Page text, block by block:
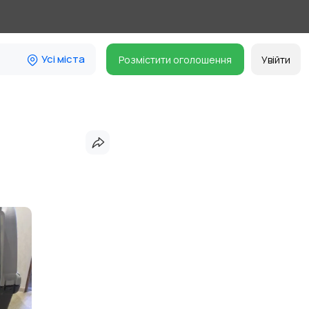
Усі міста Розмістити оголошення Увійти